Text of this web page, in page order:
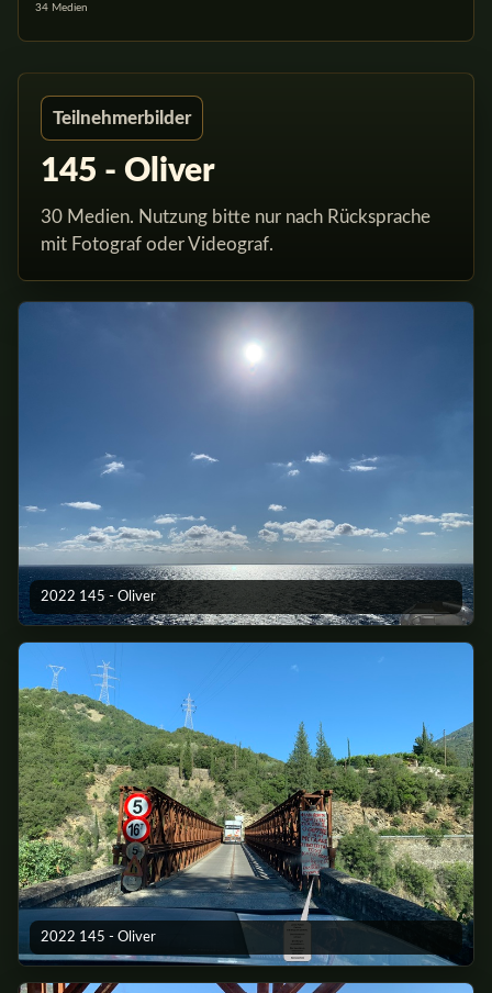
34 Medien
Teilnehmerbilder
145 - Oliver
30 Medien. Nutzung bitte nur nach Rücksprache
mit Fotograf oder Videograf.
2022 145 - Oliver
2022 145 - Oliver